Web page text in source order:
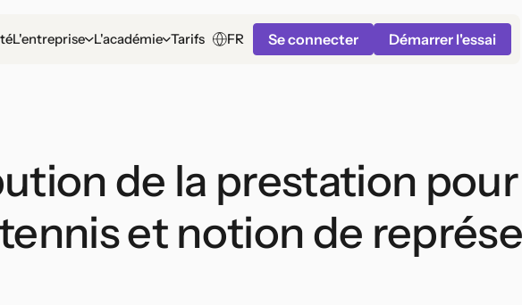
L'entreprise L'académie Tarifs FR Se connecter Démarrer l'essai
de la prestation
et notion de